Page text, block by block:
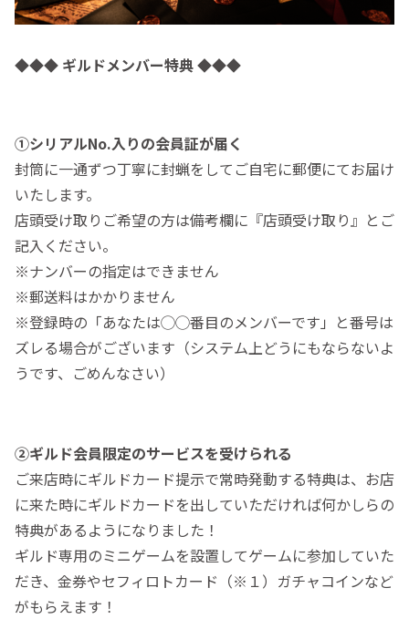
◆◆◆ ギルドメンバー特典 ◆◆◆
①シリアルNo.入りの会員証が届く
封筒に一通ずつ丁寧に封蝋をしてご自宅に郵便にてお届け
いたします。
店頭受け取りご希望の方は備考欄に『店頭受け取り』とご
記入ください。
※ナンバーの指定はできません
※郵送料はかかりません
※登録時の「あなたは◯◯番目のメンバーです」と番号は
ズレる場合がございます（システム上どうにもならないよ
うです、ごめんなさい）
②ギルド会員限定のサービスを受けられる
ご来店時にギルドカード提示で常時発動する特典は、お店
に来た時にギルドカードを出していただければ何かしらの
特典があるようになりました！
ギルド専用のミニゲームを設置してゲームに参加していた
だき、金券やセフィロトカード（※１）ガチャコインなど
がもらえます！